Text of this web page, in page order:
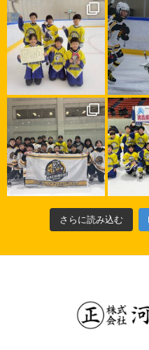
さらに読み込む